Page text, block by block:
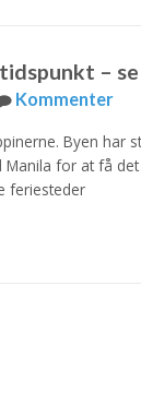
–
Kommenter
Byen
for at få
feriesteder